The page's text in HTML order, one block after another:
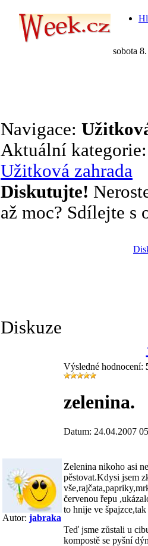
sobota
Navigace:
Aktuální
Užitková zahrada
Diskutujte!
až moc? Sdílejte s
Diskuze
Autor: jabraka
Výsledné hodnocení:
zelenina.
Datum: 24.04.2007
Zelenina nikoho asi
pěstovat.Kdysi jsem
červenou řepu
to hnije ve
Teď jsme zůstali u
kompostě se pyšní